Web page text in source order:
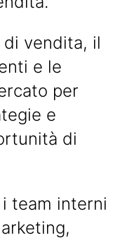
vendita, il
e le
per
e
di
team interni